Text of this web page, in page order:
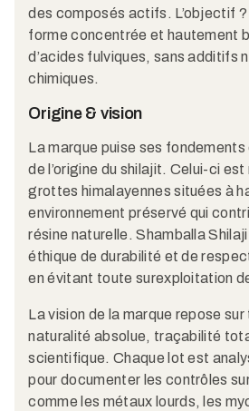
des composés actifs. L’objectif
forme concentrée et hautement
d’acides fulviques, sans additifs
chimiques.
Origine & vision
La marque puise ses fondements
de l’origine du shilajit. Celui-ci
grottes himalayennes situées à
environnement préservé qui
résine naturelle. Shamballa
éthique de durabilité et de
en évitant toute surexploitation
La vision de la marque repose sur
naturalité absolue, traçabilité
scientifique. Chaque lot est
pour documenter les contrôles
comme les métaux lourds, les